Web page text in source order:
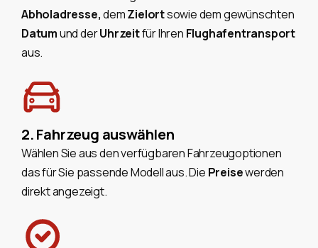
Abholadresse,demZielortsowie dem gewünschten
Datumund derUhrzeitfür Ihren Flughafentransport
aus.
2. Fahrzeug auswählen
Wählen Sie aus den verfügbaren Fahrzeugoptionen
das für Sie passende Modell aus. Die Preisewerden
direkt angezeigt.